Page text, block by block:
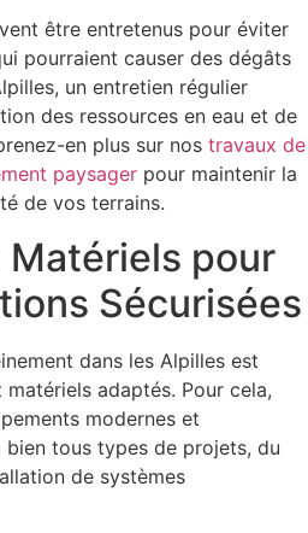
être entretenus pour éviter
pourraient causer des dégâts
un entretien régulier
des ressources en eau et de
en plus sur nos travaux de
paysager pour maintenir la
de vos terrains.
pour
Sécurisées
dans les Alpilles est
matériels adaptés. Pour cela,
modernes et
bien tous types de projets, du
de systèmes